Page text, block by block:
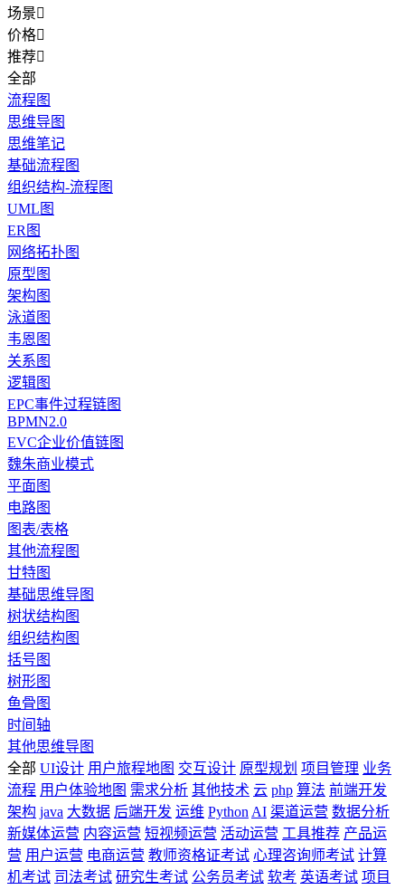
场景
价格
推荐
全部
流程图
思维导图
思维笔记
基础流程图
组织结构-流程图
UML图
ER图
网络拓扑图
原型图
架构图
泳道图
韦恩图
关系图
逻辑图
EPC事件过程链图
BPMN2.0
EVC企业价值链图
魏朱商业模式
平面图
电路图
图表/表格
其他流程图
甘特图
基础思维导图
树状结构图
组织结构图
括号图
树形图
鱼骨图
时间轴
其他思维导图
全部 UI设计 用户旅程地图 交互设计 原型规划 项目管理 业务
流程 用户体验地图 需求分析 其他技术 云 php 算法 前端开发
架构 java 大数据 后端开发 运维 Python AI 渠道运营 数据分析
新媒体运营 内容运营 短视频运营 活动运营 工具推荐 产品运
营 用户运营 电商运营 教师资格证考试 心理咨询师考试 计算
机考试 司法考试 研究生考试 公务员考试 软考 英语考试 项目